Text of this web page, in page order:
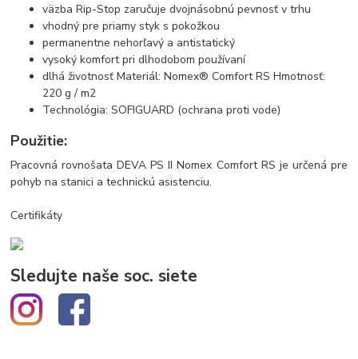
väzba Rip-Stop zaručuje dvojnásobnú pevnosť v trhu
vhodný pre priamy styk s pokožkou
permanentne nehorľavý a antistatický
vysoký komfort pri dlhodobom používaní
dlhá životnosť Materiál: Nomex® Comfort RS Hmotnosť:
220 g / m2
Technológia: SOFIGUARD (ochrana proti vode)
Použitie:
Pracovná rovnošata DEVA PS II Nomex Comfort RS je určená pre
pohyb na stanici a technickú asistenciu.
Certifikáty
Sledujte naše soc. siete